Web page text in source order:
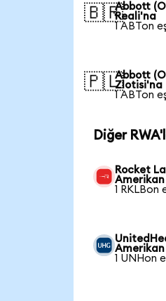
🇧🇷Abbott
Reali'na
1 ABTon
🇵🇱Abbott
Zlotisi'na
1 ABTon
Diğer
Rocket
Amerikan
1 RKLBon
Amerikan
1 UNHon